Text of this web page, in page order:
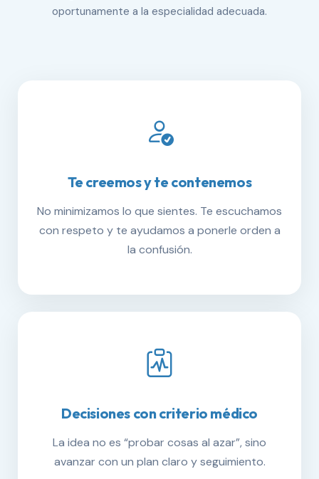
oportunamente a la especialidad adecuada.
Te creemos y te contenemos
No minimizamos lo que sientes. Te escuchamos
con respeto y te ayudamos a ponerle orden a
la confusión.
Decisiones con criterio médico
La idea no es “probar cosas al azar”, sino
avanzar con un plan claro y seguimiento.